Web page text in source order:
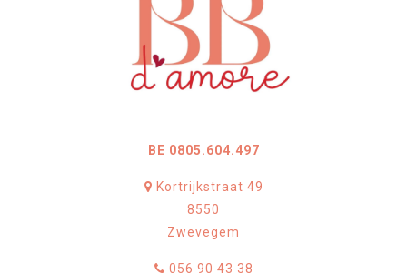
BE 0805.604.497
Kortrijkstraat 49
8550
Zwevegem
056 90 43 38